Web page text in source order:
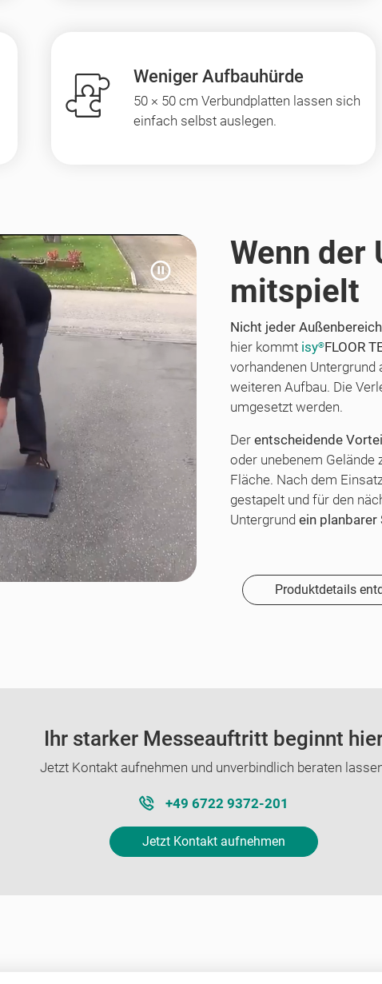
Weniger Aufbauhürde
50 × 50 cm Verbundplatten lassen sich
einfach selbst auslegen.
Wenn der
mitspielt
Nicht jeder
hier kommt isy®FLOOR
vorhandenen
weiteren Aufbau. Die
umgesetzt werden.
Der entscheidende Vorteil
oder unebenem Gelände
Fläche. Nach dem
gestapelt und für den
Untergrund ein
Produktdetails
Ihr starker Messeauftritt beginnt
Jetzt Kontakt aufnehmen und unverbindlich beraten
+49 6722 9372-201
Jetzt Kontakt aufnehmen